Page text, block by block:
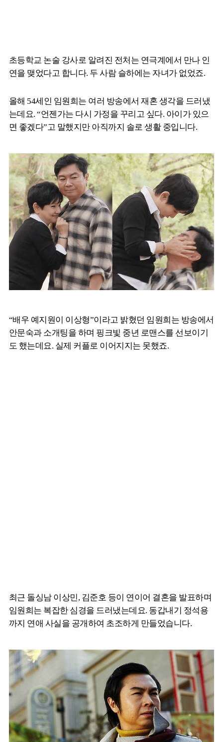
초등학교 논술 강사로 알려진 전처는 연극계에서 만나 인
연을 맺었다고 합니다. 두 사람 슬하에는 자녀가 없었죠.
올해 54세인 임원희는 여러 방송에서 재혼 생각을 드러냈
는데요. “언젠가는 다시 가정을 꾸리고 싶다. 아이가 있으
면 좋겠다”고 말했지만 아직까지 솔로 생활 중입니다.
“배우 예지원이 이상형”이라고 밝혔던 임원희는 방송에서
안문숙과 소개팅을 하며 핑크빛 중년 로맨스를 선보이기
도 했는데요. 실제 커플로 이어지지는 못했죠.
최근 돌싱남 이상민, 김준호 등이 연이어 결혼을 발표하며
임원희는 복잡한 심경을 드러냈는데요. 동갑내기 정석용
까지 연애 사실을 공개하여 초조하게 만들었습니다.